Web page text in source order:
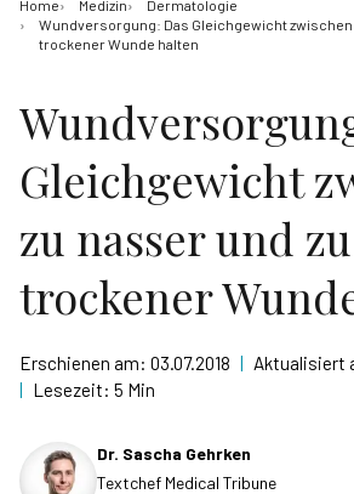
Home Medizin
Dermatologie
Wundversorgung: Das Gleichgewicht zwischen
trockener Wunde halten
Gleichgewicht
zu nasser und zu
trockener
Erschienen am: 03.07.2018 | Aktualisiert
| Lesezeit: 5 Min
Dr. Sascha Gehrken
Textchef Medical Tribune